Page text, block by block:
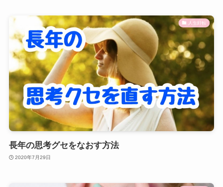
人生好転
長年の思考グセをなおす方法
2020年7月29日